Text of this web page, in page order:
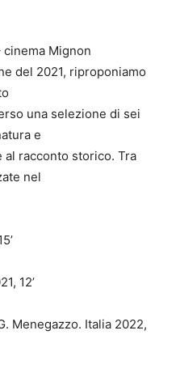
cinema Mignon
del 2021, riproponiamo
una selezione di sei
e
al racconto storico. Tra
nel
12’
Menegazzo. Italia 2022,